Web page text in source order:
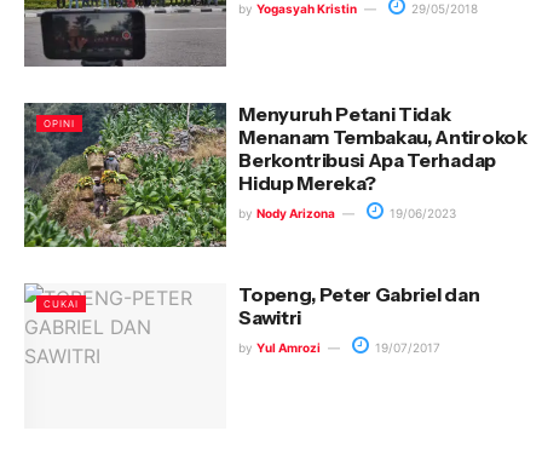
by Yogasyah Kristin 29/05/2018
OPINI
Menyuruh Petani Tidak
Menanam Tembakau, Antirokok
Berkontribusi Apa Terhadap
Hidup Mereka?
by Nody Arizona 19/06/2023
CUKAI
Topeng, Peter Gabriel dan
Sawitri
by Yul Amrozi 19/07/2017